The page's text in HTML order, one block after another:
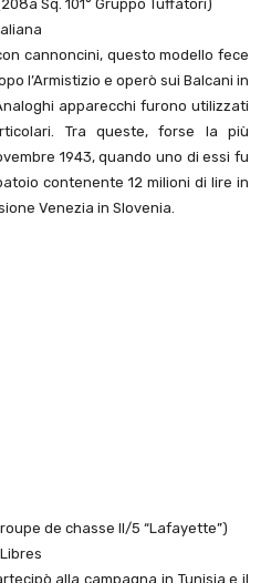
Sq. 101° Gruppo Tuffatori)
cannoncini, questo modello fece
l’Armistizio e operò sui Balcani in
apparecchi furono utilizzati
Tra queste, forse la più
1943, quando uno di essi fu
contenente 12 milioni di lire in
Venezia in Slovenia.
de chasse II/5 “Lafayette”)
alla campagna in Tunisia e il